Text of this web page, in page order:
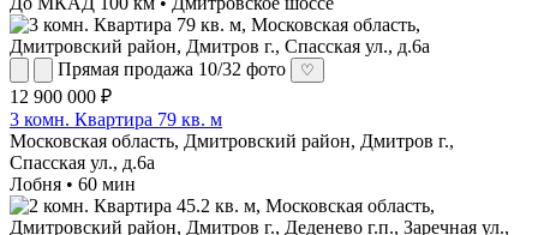
Прямая продажа 10/32 фото ♡
12 900 000 ₽
3 комн. Квартира 79 кв. м
Московская область, Дмитровский район, Дмитров г.,
Спасская ул., д.6а
Лобня • 60 мин